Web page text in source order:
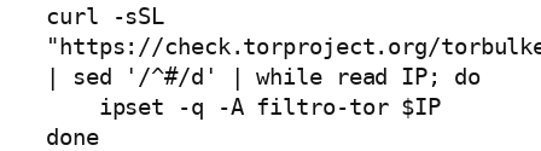
curl -sSL
"https://check.torproject.org/
| sed '/^#/d' | while read IP; do
done